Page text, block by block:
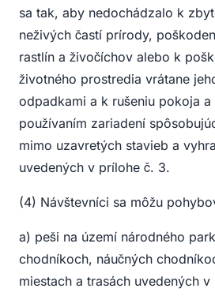
sa tak, aby nedochádzalo k
neživých častí prírody,
rastlín a živočíchov alebo k
životného prostredia vrátane
odpadkami a k rušeniu pokoja a
používaním zariadení
mimo uzavretých stavieb a
uvedených v prílohe č. 3.
(4) Návštevníci sa môžu
a) peši na území národného
chodníkoch, náučných
miestach a trasách uvedených